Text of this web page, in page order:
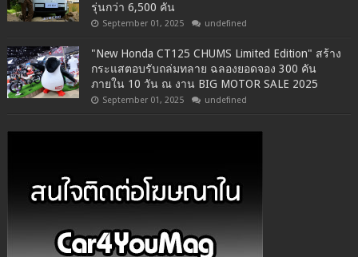
รุ่นกว่า 6,500 คัน
September 01, 2025 undefined
"New Honda CT125 CHUMS Limited Edition" สร้าง
กระแสตอบรับถล่มทลาย ฉลองยอดจอง 300 คัน
ภายใน 10 วัน ณ งาน BIG MOTOR SALE 2025
September 01, 2025 undefined